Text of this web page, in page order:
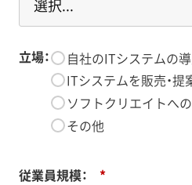
*
立場：
自社のITシステムの
ITシステムを販売・提
ソフトクリエイトへ
その他
*
従業員規模：